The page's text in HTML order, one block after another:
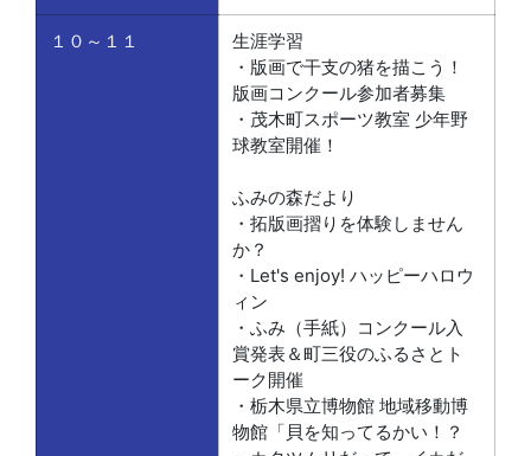
１０～１１
生涯学習
・版画で干支の猪を描こう！
版画コンクール参加者募集
・茂木町スポーツ教室 少年野
球教室開催！
ふみの森だより
・拓版画摺りを体験しません
か？
・Let's enjoy! ハッピーハロウ
ィン
・ふみ（手紙）コンクール入
賞発表＆町三役のふるさとト
ーク開催
・栃木県立博物館 地域移動博
物館「貝を知ってるかい！？